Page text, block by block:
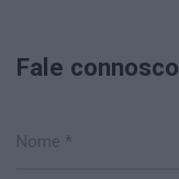
Fale connosco